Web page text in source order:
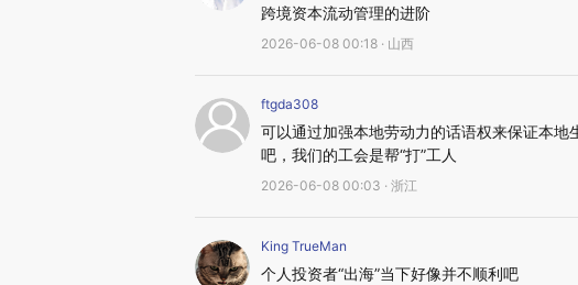
跨境资本流动管理的进阶
2026-06-08 00:18 · 山西
ftgda308
可以通过加强本地劳动力的话语权来保证本
吧，我们的工会是帮“打”工人
2026-06-08 00:03 · 浙江
King TrueMan
个人投资者“出海”当下好像并不顺利吧